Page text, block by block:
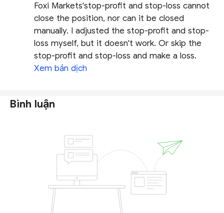
Foxi Markets'stop-profit and stop-loss cannot
close the position, nor can it be closed
manually. I adjusted the stop-profit and stop-
loss myself, but it doesn't work. Or skip the
stop-profit and stop-loss and make a loss.
Xem bản dịch
Bình luận